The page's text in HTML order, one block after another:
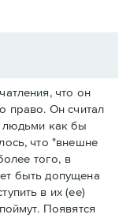
что он
право. Он считал
людьми как бы
что "внешне
того, в
быть допущена
в их (ее)
Появятся